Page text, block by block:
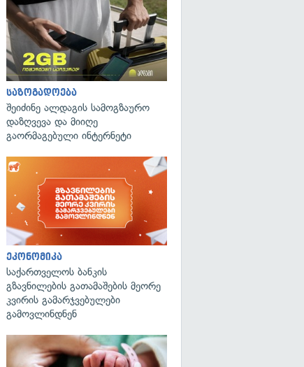
საზოგადოება
შეიძინე ალდაგის სამოგზაურო
დაზღვევა და მიიღე
გაორმაგებული ინტერნეტი
ეკონომიკა
საქართველოს ბანკის
გზავნილების გათამაშების მეორე
კვირის გამარჯვებულები
გამოვლინდნენ